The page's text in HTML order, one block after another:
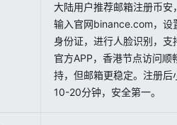
大陆用户推荐邮箱注册币安
输入官网binance.com，设
身份证，进行人脸识别，
官方APP，香港节点访问
持，但邮箱更稳定。注册
10-20分钟，安全第一。